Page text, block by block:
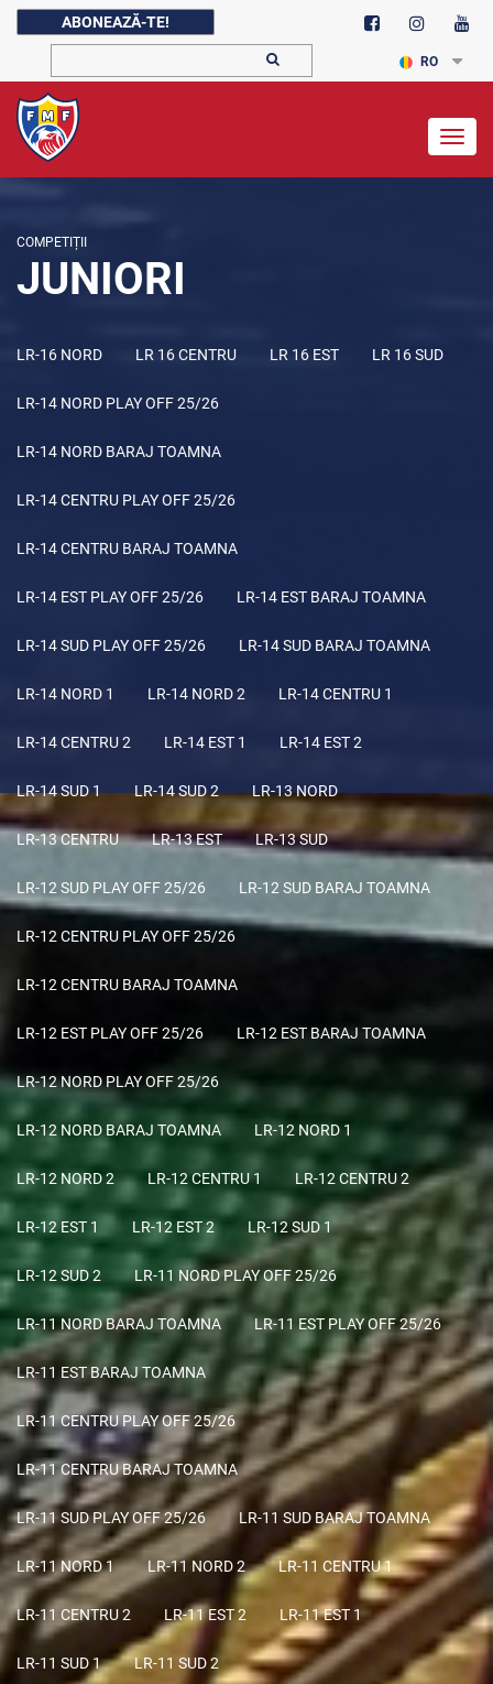
ABONEAZĂ-TE!
RO
COMPETIȚII
JUNIORI
LR-16 NORD LR 16 CENTRU LR 16 EST LR 16 SUD
LR-14 NORD PLAY OFF 25/26
LR-14 NORD BARAJ TOAMNA
LR-14 CENTRU PLAY OFF 25/26
LR-14 CENTRU BARAJ TOAMNA
LR-14 EST PLAY OFF 25/26 LR-14 EST BARAJ TOAMNA
LR-14 SUD PLAY OFF 25/26 LR-14 SUD BARAJ TOAMNA
LR-14 NORD 1 LR-14 NORD 2 LR-14 CENTRU 1
LR-14 CENTRU 2 LR-14 EST 1 LR-14 EST 2
LR-14 SUD 1 LR-14 SUD 2 LR-13 NORD
LR-13 CENTRU LR-13 EST LR-13 SUD
LR-12 SUD PLAY OFF 25/26 LR-12 SUD BARAJ TOAMNA
LR-12 CENTRU PLAY OFF 25/26
LR-12 CENTRU BARAJ TOAMNA
LR-12 EST PLAY OFF 25/26 LR-12 EST BARAJ TOAMNA
LR-12 NORD PLAY OFF 25/26
LR-12 NORD BARAJ TOAMNA LR-12 NORD 1
LR-12 NORD 2 LR-12 CENTRU 1 LR-12 CENTRU 2
LR-12 EST 1 LR-12 EST 2 LR-12 SUD 1
LR-12 SUD 2 LR-11 NORD PLAY OFF 25/26
LR-11 NORD BARAJ TOAMNA LR-11 EST PLAY OFF 25/26
LR-11 EST BARAJ TOAMNA
LR-11 CENTRU PLAY OFF 25/26
LR-11 CENTRU BARAJ TOAMNA
LR-11 SUD PLAY OFF 25/26 LR-11 SUD BARAJ TOAMNA
LR-11 NORD 1 LR-11 NORD 2 LR-11 CENTRU 1
LR-11 CENTRU 2 LR-11 EST 2 LR-11 EST 1
LR-11 SUD 1 LR-11 SUD 2